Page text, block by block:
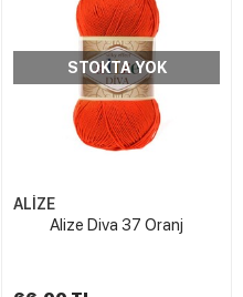
STOKTA YOK
ALİZE
Alize Diva 37 Oranj